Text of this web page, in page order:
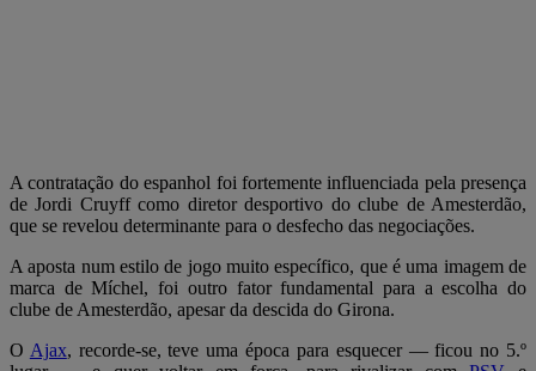
A contratação do espanhol foi fortemente influenciada pela presença
de Jordi Cruyff como diretor desportivo do clube de Amesterdão,
que se revelou determinante para o desfecho das negociações.
A aposta num estilo de jogo muito específico, que é uma imagem de
marca de Míchel, foi outro fator fundamental para a escolha do
clube de Amesterdão, apesar da descida do Girona.
O Ajax, recorde-se, teve uma época para esquecer — ficou no 5.º